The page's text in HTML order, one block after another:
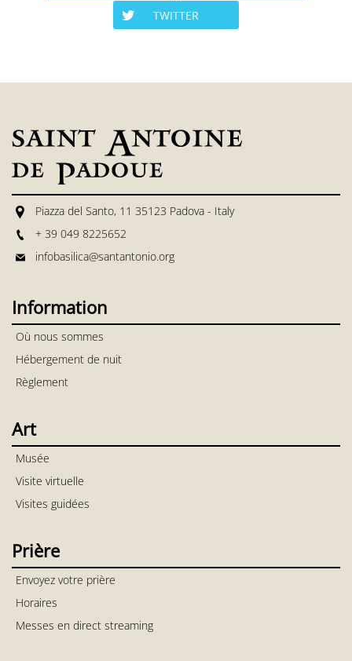
TWITTER
Piazza del Santo, 11 35123 Padova - Italy
+ 39 049 8225652
infobasilica@santantonio.org
Information
Où nous sommes
Hébergement de nuit
Règlement
Art
Musée
Visite virtuelle
Visites guidées
Prière
Envoyez votre prière
Horaires
Messes en direct streaming